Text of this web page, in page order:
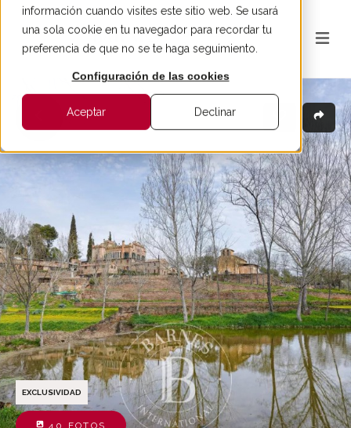
información cuando visites este sitio web. Se usará
una sola cookie en tu navegador para recordar tu
preferencia de que no se te haga seguimiento.
Configuración de las cookies
Aceptar Declinar
EXCLUSIVIDAD
40 FOTOS